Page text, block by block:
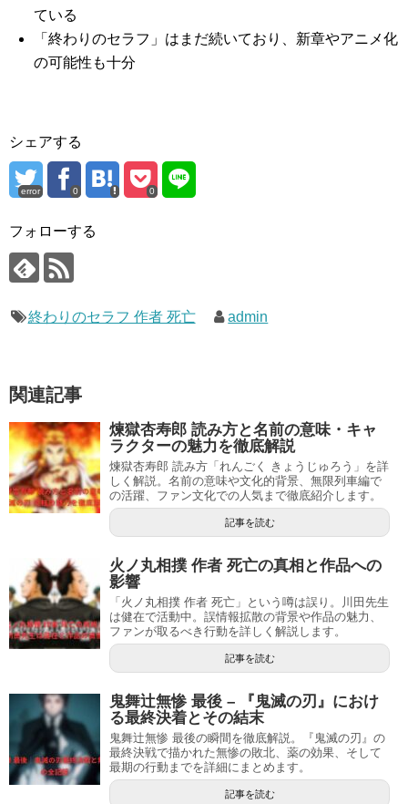
ている
「終わりのセラフ」はまだ続いており、新章やアニメ化
の可能性も十分
シェアする
error 0 0
フォローする
終わりのセラフ 作者 死亡 admin
関連記事
煉獄杏寿郎 読み方と名前の意味・キャ
ラクターの魅力を徹底解説
煉獄杏寿郎 読み方「れんごく きょうじゅろう」を詳
しく解説。名前の意味や文化的背景、無限列車編で
の活躍、ファン文化での人気まで徹底紹介します。
記事を読む
火ノ丸相撲 作者 死亡の真相と作品への
影響
「火ノ丸相撲 作者 死亡」という噂は誤り。川田先生
は健在で活動中。誤情報拡散の背景や作品の魅力、
ファンが取るべき行動を詳しく解説します。
記事を読む
鬼舞辻無惨 最後 – 『鬼滅の刃』におけ
る最終決着とその結末
鬼舞辻無惨 最後の瞬間を徹底解説。『鬼滅の刃』の
最終決戦で描かれた無惨の敗北、薬の効果、そして
最期の行動までを詳細にまとめます。
記事を読む